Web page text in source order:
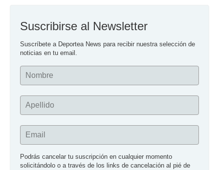
Suscribirse al Newsletter
Suscríbete a Deportea News para recibir nuestra selección de
noticias en tu email.
Nombre
Apellido
Email
Podrás cancelar tu suscripción en cualquier momento
solicitándolo o a través de los links de cancelación al pié de